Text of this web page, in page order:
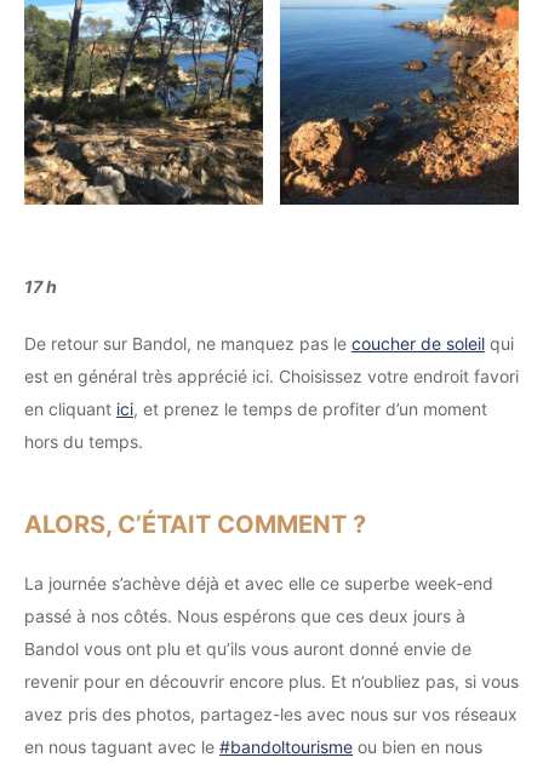
17 h
De retour sur Bandol, ne manquez pas le coucher de soleil qui
est en général très apprécié ici. Choisissez votre endroit favori
en cliquant ici, et prenez le temps de profiter d’un moment
hors du temps.
ALORS, C’ÉTAIT COMMENT ?
La journée s’achève déjà et avec elle ce superbe week-end
passé à nos côtés. Nous espérons que ces deux jours à
Bandol vous ont plu et qu’ils vous auront donné envie de
revenir pour en découvrir encore plus. Et n’oubliez pas, si vous
avez pris des photos, partagez-les avec nous sur vos réseaux
en nous taguant avec le #bandoltourisme ou bien en nous